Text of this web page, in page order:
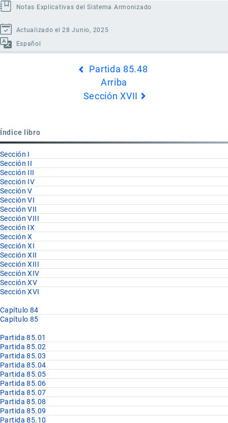
Notas Explicativas del Sistema Armonizado
Actualizado el 28 Junio, 2025
Español
85.49
Partida 85.48
Arriba
Sección XVII
Índice libro
Sección I
Sección II
Sección III
Sección IV
Sección V
Sección VI
Sección VII
Sección VIII
Sección IX
Sección X
Sección XI
Sección XII
Sección XIII
Sección XIV
Sección XV
Sección XVI
Capítulo 84
Capítulo 85
Partida 85.01
Partida 85.02
Partida 85.03
Partida 85.04
Partida 85.05
Partida 85.06
Partida 85.07
Partida 85.08
Partida 85.09
Partida 85.10